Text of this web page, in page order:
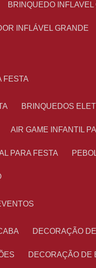
BRINQUEDO
INFLÁVEL GRANDE
FESTA
BRINQUEDOS
AIR GAME INFANTIL
PARA FESTA
DECORAÇÃO
DECORAÇÃO